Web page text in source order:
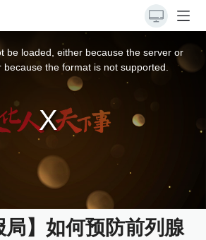
be loaded, either because the server or
because the format is not supported.
局】如何预防前列腺